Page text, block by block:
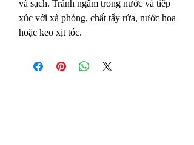
và sạch. Tránh ngâm trong nước và tiếp
xúc với xà phòng, chất tẩy rửa, nước hoa
hoặc keo xịt tóc.